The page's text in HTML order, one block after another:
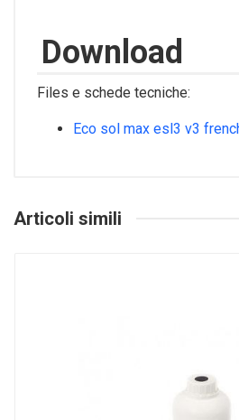
Download
Files e schede tecniche:
Eco sol max esl3 v3
Articoli simili